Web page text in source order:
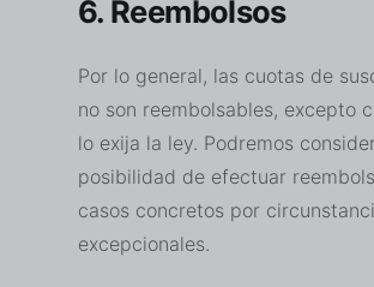
6. Reembolsos
Por lo general, las cuotas de
no son reembolsables, excepto
lo exija la ley. Podremos
posibilidad de efectuar
casos concretos por
excepcionales.